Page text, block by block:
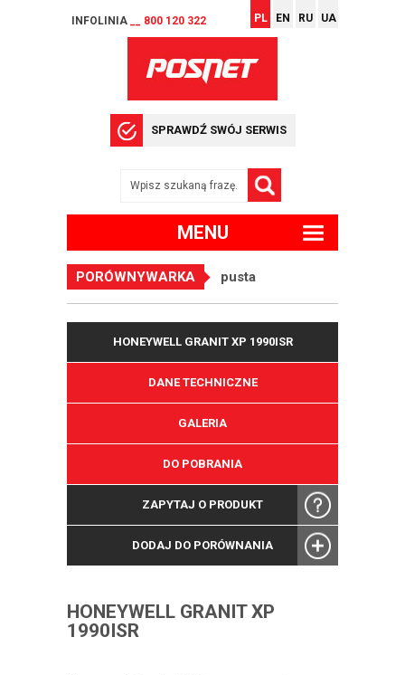
INFOLINIA __ 800 120 322 PL EN RU UA
SPRAWDŹ SWÓJ SERWIS
MENU
PORÓWNYWARKA pusta
HONEYWELL GRANIT XP 1990ISR
DANE TECHNICZNE
GALERIA
DO POBRANIA
ZAPYTAJ O PRODUKT
DODAJ DO PORÓWNANIA
HONEYWELL GRANIT XP
1990ISR